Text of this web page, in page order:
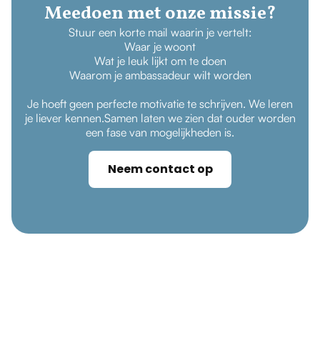
Meedoen met onze missie?
Stuur een korte mail waarin je vertelt:
Waar je woont
Wat je leuk lijkt om te doen
Waarom je ambassadeur wilt worden
Je hoeft geen perfecte motivatie te schrijven. We leren
je liever kennen.Samen laten we zien dat ouder worden
een fase van mogelijkheden is.
Neem contact op